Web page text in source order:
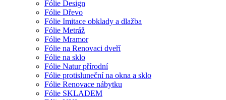
Fólie Design
Fólie Dřevo
Fólie Imitace obklady a dlažba
Fólie Metráž
Fólie Mramor
Fólie na Renovaci dveří
Fólie na sklo
Fólie Natur přírodní
Fólie protisluneční na okna a sklo
Fólie Renovace nábytku
Fólie SKLADEM